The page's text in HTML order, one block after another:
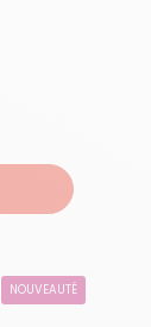
NOUVEAUTÉ